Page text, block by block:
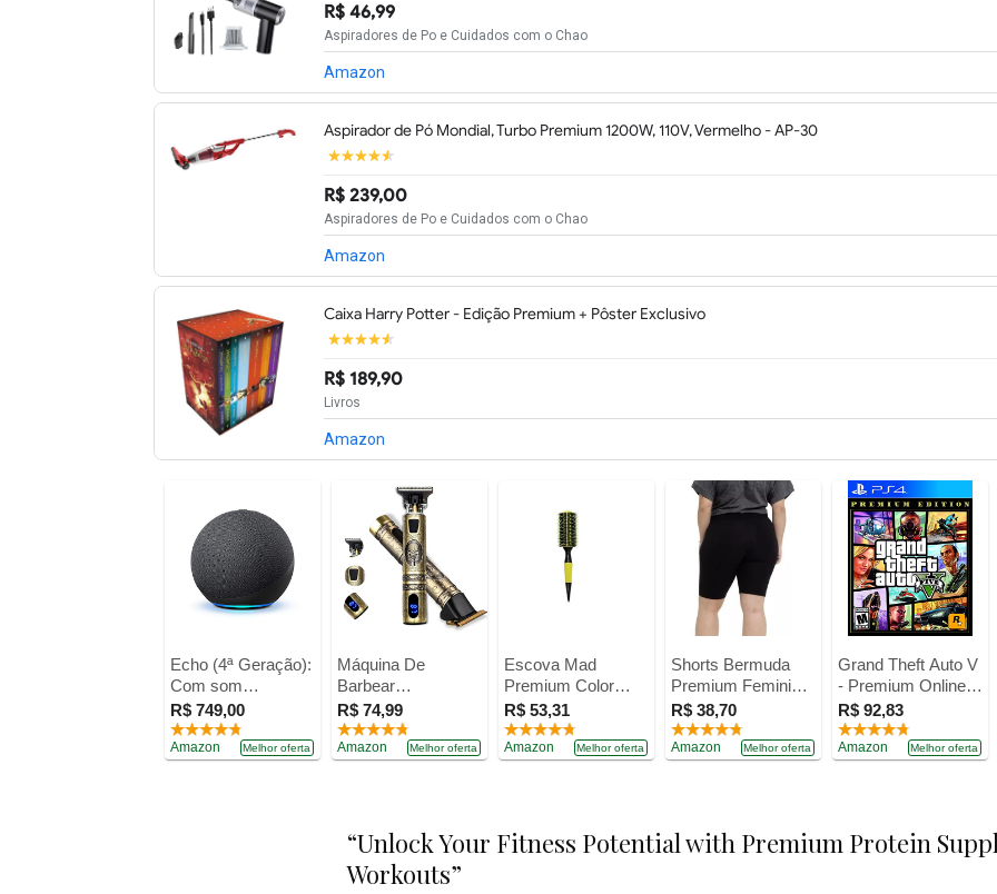
R$ 46,99
Aspiradores de Po e Cuidados com o Chao
Amazon
Aspirador de Pó Mondial, Turbo Premium 1200W, 110V, Vermelho - AP-30
R$ 239,00
Aspiradores de Po e Cuidados com o Chao
Amazon
Caixa Harry Potter - Edição Premium + Pôster Exclusivo
R$ 189,90
Livros
Amazon
Echo (4ª Geração):
Com som
premium, hub de
casa inteligente e
Alexa - Cor Preta
R$ 749,00
Amazon Melhor oferta
Máquina De
Barbear
Profissional com
Led Original
Premium Ultra
R$ 74,99
Amazon Melhor oferta
Escova Mad
Premium Color
Ceramic 27, Belliz,
Amarelo/Preto
R$ 53,31
Amazon Melhor oferta
Shorts Bermuda
Premium Feminina
Elástica Plus Size
Cós Modelador e
Alta Compressão
alpha, x_l, plus,
regular, Preto)
R$ 38,70
Amazon Melhor oferta
Grand Theft Auto V
- Premium Online
Edition - Playstation
4
R$ 92,83
Amazon Melhor oferta
“Unlock Your Fitness Potential with Premium Protein
Workouts”